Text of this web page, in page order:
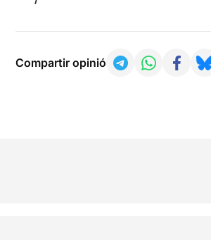
Compartir opinió